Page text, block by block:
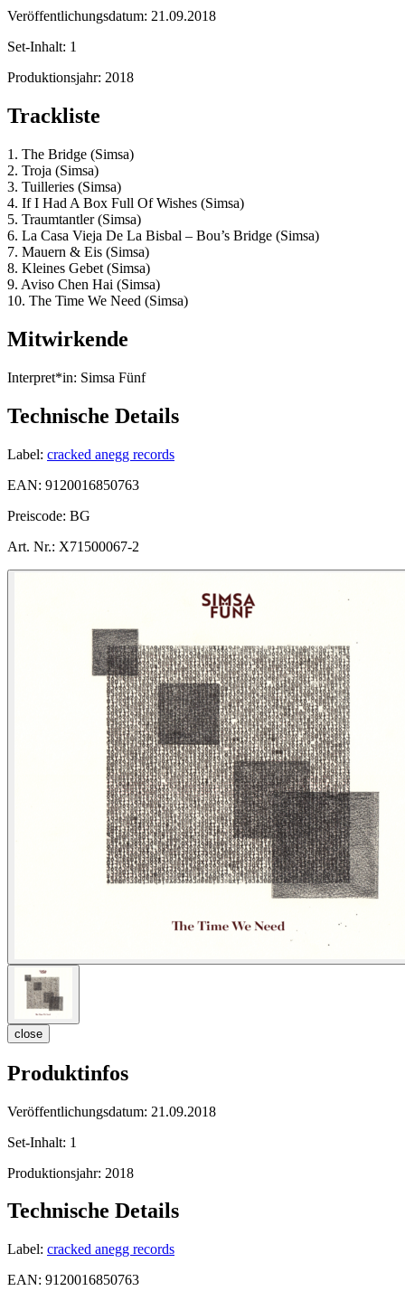
Veröffentlichungsdatum: 21.09.2018
Set-Inhalt: 1
Produktionsjahr: 2018
Trackliste
1. The Bridge (Simsa)
2. Troja (Simsa)
3. Tuilleries (Simsa)
4. If I Had A Box Full Of Wishes (Simsa)
5. Traumtantler (Simsa)
6. La Casa Vieja De La Bisbal – Bou’s Bridge (Simsa)
7. Mauern & Eis (Simsa)
8. Kleines Gebet (Simsa)
9. Aviso Chen Hai (Simsa)
10. The Time We Need (Simsa)
Mitwirkende
Interpret*in: Simsa Fünf
Technische Details
Label: cracked anegg records
EAN: 9120016850763
Preiscode: BG
Art. Nr.: X71500067-2
close
Produktinfos
Veröffentlichungsdatum: 21.09.2018
Set-Inhalt: 1
Produktionsjahr: 2018
Technische Details
Label: cracked anegg records
EAN: 9120016850763